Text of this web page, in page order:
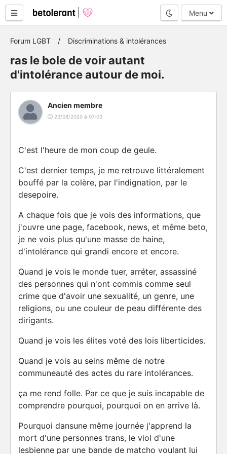
Mode nuit
Menu
Forum LGBT Discriminations & intolérances
ras le bole de voir autant
d'intolérance autour de moi.
Ancien membre
23/08/2020 à 07:03
C'est l'heure de mon coup de geule.
C'est dernier temps, je me retrouve littéralement
bouffé par la colère, par l'indignation, par le
desepoire.
A chaque fois que je vois des informations, que
j'ouvre une page, facebook, news, et même beto,
je ne vois plus qu'une masse de haine,
d'intolérance qui grandi encore et encore.
Quand je vois le monde tuer, arréter, assassiné
des personnes qui n'ont commis comme seul
crime que d'avoir une sexualité, un genre, une
religions, ou une couleur de peau différente des
dirigants.
Quand je vois les élites voté des lois liberticides.
Quand je vois au seins même de notre
communeauté des actes du rare intolérances.
ça me rend folle. Par ce que je suis incapable de
comprendre pourquoi, pourquoi on en arrive là.
Pourquoi dansune même journée j'apprend la
mort d'une personnes trans, le viol d'une
lesbienne par une bande de matcho voulant lui